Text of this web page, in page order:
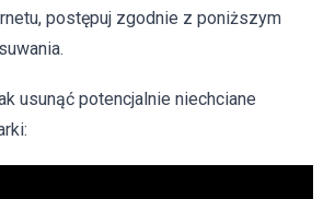
postępuj zgodnie z poniższym
usunąć potencjalnie niechciane